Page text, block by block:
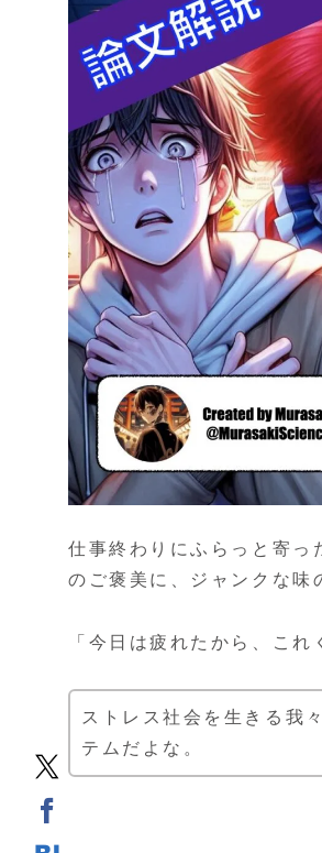
仕事終わりにふらっと寄っ
のご褒美に、ジャンクな味
「今日は疲れたから、こ
ストレス社会を生きる我
テムだよな。